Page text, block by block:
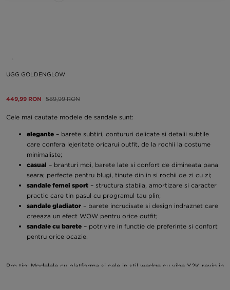
UGG GOLDENGLOW
449,99 RON 589,99 RON
Cele mai cautate modele de sandale sunt:
elegante – barete subtiri, contururi delicate si detalii subtile
care confera lejeritate oricarui outfit, de la rochii la costume
minimaliste;
casual – branturi moi, barete late si confort de dimineata pana
seara; perfecte pentru blugi, tinute din in si rochii de zi cu zi;
sandale femei sport – structura stabila, amortizare si caracter
practic care tin pasul cu programul tau plin;
sandale gladiator – barete incrucisate si design indraznet care
creeaza un efect WOW pentru orice outfit;
sandale cu barete – potrivire in functie de preferinte si confort
pentru orice ocazie.
Pro tip: Modelele cu platforma si cele in stil wedge cu vibe Y2K revin in